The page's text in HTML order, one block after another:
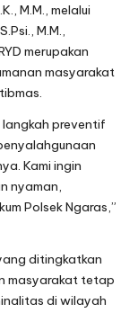
M.M., melalui
M.M.,
merupakan
masyarakat
langkah preventif
Kami ingin
nyaman,
Polsek Ngaras,”
ditingkatkan
masyarakat tetap
di wilayah